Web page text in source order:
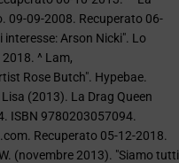
09-09-2008. Recuperato 06-
Arson Nicki". Lo
^ Lam,
Rose Butch". Hypebae.
(2013). La Drag Queen
ISBN 9780203057094.
Recuperato 05-12-2018.
(novembre 2013). "Siamo tutti